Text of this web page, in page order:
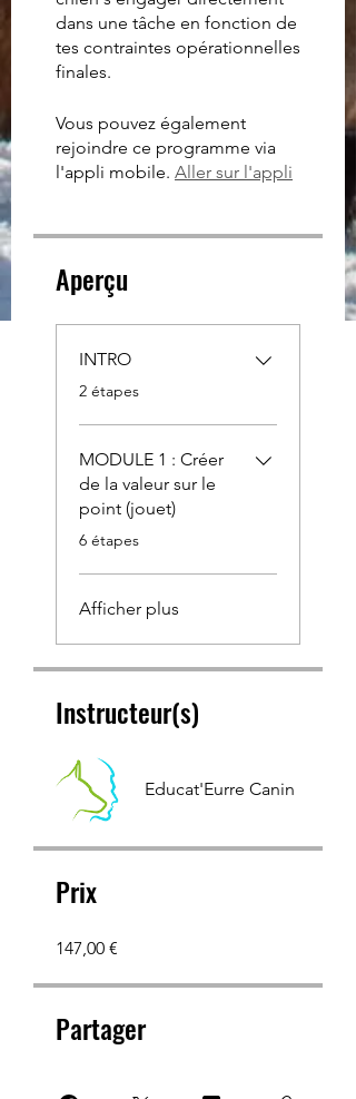
dans une tâche en fonction de
tes contraintes opérationnelles
finales.
Vous pouvez également
rejoindre ce programme via
l'appli mobile. Aller sur l'appli
Aperçu
INTRO
.
2 étapes
MODULE 1 : Créer
de la valeur sur le
point (jouet)
.
6 étapes
Afficher plus
Instructeur(s)
Educat'Eurre Canin
Prix
147,00 €
Partager